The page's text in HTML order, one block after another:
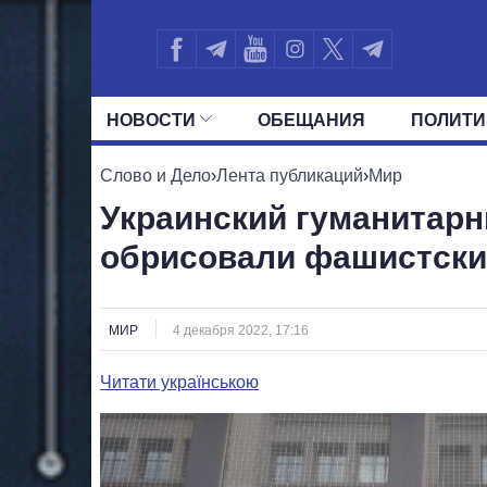
НОВОСТИ ОБЕЩАНИЯ
ВСЕ ПОЛИТИКИ ПРЕЗИДЕНТ И
Слово и Дело›Лента публикаций›Мир
Украинский
обрисовали
МИР 4 декабря 2022, 17:16
Читати українською